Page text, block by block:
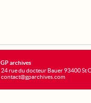
GP archives
24 rue du docteur Bauer 93400 St
contact@gparchives.com